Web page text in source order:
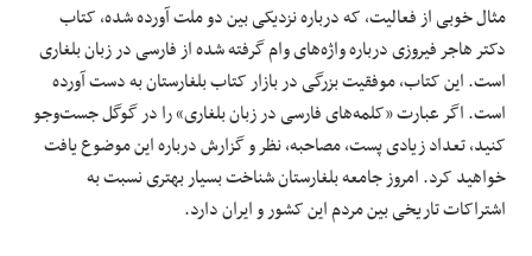
مثال خوبی از فعالیت، که درباره نزدیکی بین دو ملت آورده شده، کتاب
دکتر هاجر فیروزی درباره واژه‌های وام گرفته شده از فارسی در زبان بلغاری
است. این کتاب، موفقیت بزرگی در بازار کتاب بلغارستان به دست آورده
است. اگر عبارت «کلمه‌های فارسی در زبان بلغاری» را در گوگل جست‌وجو
کنید، تعداد زیادی پست، مصاحبه، نظر و گزارش درباره این موضوع یافت
خواهید کرد. امروز جامعه بلغارستان شناخت بسیار بهتری نسبت به
اشتراکات تاریخی بین مردم این کشور و ایران دارد.